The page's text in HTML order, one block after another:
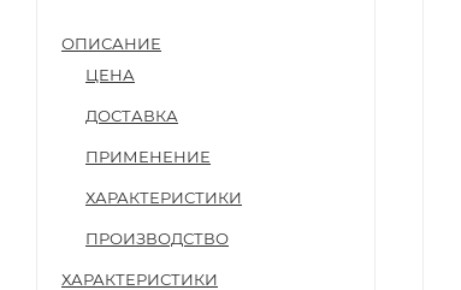
ОПИСАНИЕ
ЦЕНА
ДОСТАВКА
ПРИМЕНЕНИЕ
ХАРАКТЕРИСТИКИ
ПРОИЗВОДСТВО
ХАРАКТЕРИСТИКИ